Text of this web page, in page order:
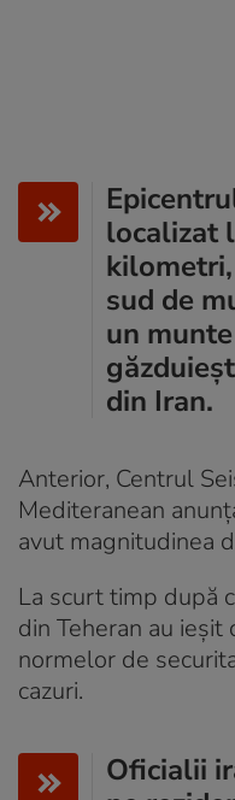
localizat
sud de
un
din Iran.
Anterior, Centrul
Mediteranean
avut magnitudinea
La scurt timp după
din Teheran au
normelor de
cazuri.
Oficialii